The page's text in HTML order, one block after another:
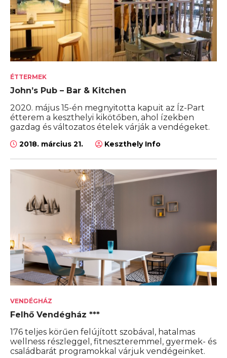
ÉTTERMEK
John’s Pub – Bar & Kitchen
2020. május 15-én megnyitotta kapuit az Íz-Part
étterem a keszthelyi kikötőben, ahol ízekben
gazdag és változatos ételek várják a vendégeket.
2018. március 21. Keszthely Info
VENDÉGHÁZ
Felhő Vendégház ***
176 teljes körűen felújított szobával, hatalmas
wellness részleggel, fitneszteremmel, gyermek- és
családbarát programokkal várjuk vendégeinket.